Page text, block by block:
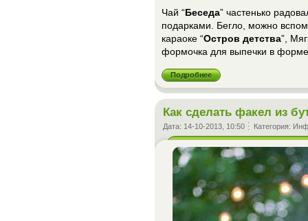
Чай “ Беседа” частенько
подарками. Бегло, можно
караоке “Остров детства”,
формочка для выпечки в
Подробнее
Как сделать факел из
Дата: 14-10-2013, 10:50 Категория: